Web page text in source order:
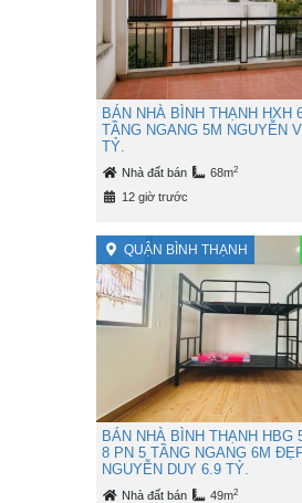
BÁN NHÀ BÌNH THẠNH HXH
TẦNG NGANG 5M NGUYỄN
TỶ.
Nhà đất bán 68m2
12 giờ trước
QUẬN BÌNH THẠNH
BÁN NHÀ BÌNH THẠNH HBG
8 PN 5 TẦNG NGANG 6M ĐẸP
NGUYỄN DUY 6.9 TỶ.
Nhà đất bán 49m2